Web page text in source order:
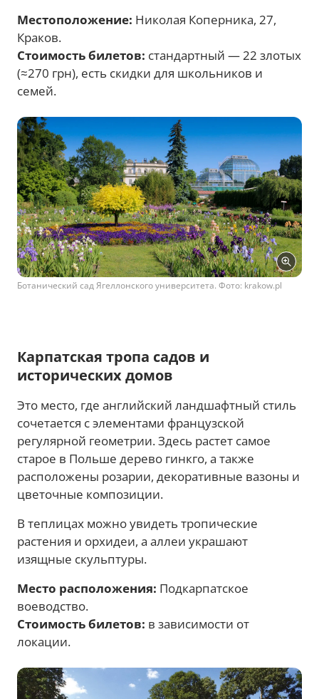
Местоположение: Николая Коперника, 27,
Краков.
Стоимость билетов: стандартный — 22 злотых
(≈270 грн), есть скидки для школьников и
семей.
Ботанический сад Ягеллонского университета. Фото: krakow.pl
Карпатская тропа садов и
исторических домов
Это место, где английский ландшафтный стиль
сочетается с элементами французской
регулярной геометрии. Здесь растет самое
старое в Польше дерево гинкго, а также
расположены розарии, декоративные вазоны и
цветочные композиции.
В теплицах можно увидеть тропические
растения и орхидеи, а аллеи украшают
изящные скульптуры.
Место расположения: Подкарпатское
воеводство.
Стоимость билетов: в зависимости от
локации.